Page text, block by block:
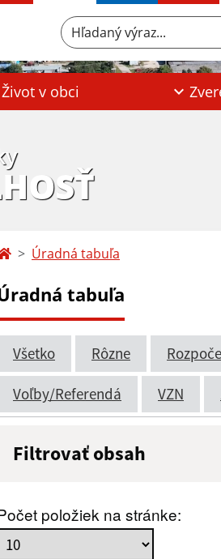
Hľadaný výraz...
Život v obci
Úradná tabuľa
tabuľa
Všetko Rôzne
Voľby/Referendá VZN
Filtrovať obsah
Dátum zverejnenia do:
položiek na stránke: